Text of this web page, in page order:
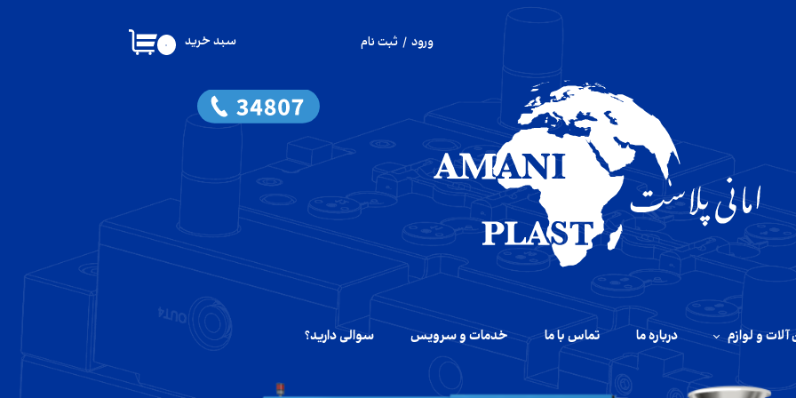
ورود / ثبت نام
سفارشات
خروج از حساب کاربری
و لوازم
آلات تزریق
درباره ما تماس با ما خدمات و سرویس سوالی دارید؟
۰ سبد خرید